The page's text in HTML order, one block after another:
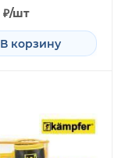
₽/шт
В корзину